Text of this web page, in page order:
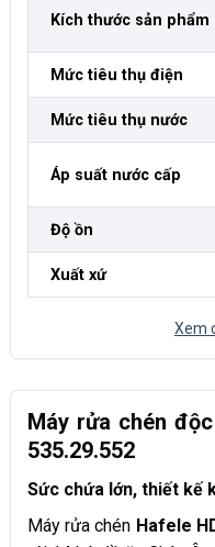
Máy rửa chén
535.29.552
Sức chứa lớn, thiết kế
Máy rửa chén Hafele
Kích thước sản phẩm
Mức tiêu thụ điện
Mức tiêu thụ nước
Áp suất nước cấp
Độ ồn
Xuất xứ
Xem